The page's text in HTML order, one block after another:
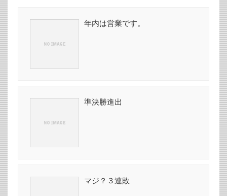
年内は営業です。
準決勝進出
マジ？３連敗